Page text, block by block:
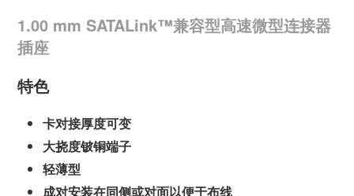
1.00 mm SATALink™兼容型高速微型连接器
插座
特色
卡对接厚度可变
大挠度铍铜端子
轻薄型
成对安装在同侧或对面以便于布线